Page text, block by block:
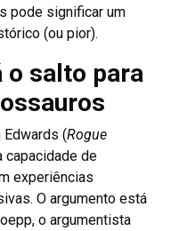
pode significar um
(ou pior).
o salto para
Edwards (Rogue
capacidade de
experiências
O argumento está
o argumentista